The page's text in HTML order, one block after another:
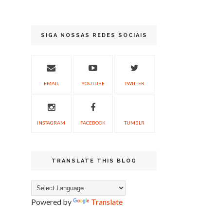
SIGA NOSSAS REDES SOCIAIS
EMAIL YOUTUBE TWITTER
INSTAGRAM FACEBOOK TUMBLR
TRANSLATE THIS BLOG
Powered by Translate